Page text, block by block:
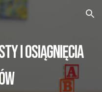
Skip to navigation
I OSIĄGNIĘCIA